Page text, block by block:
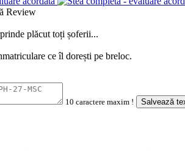
Review
plăcut toți șoferii...
ce îl dorești pe breloc.
10 caractere maxim ! Salvează